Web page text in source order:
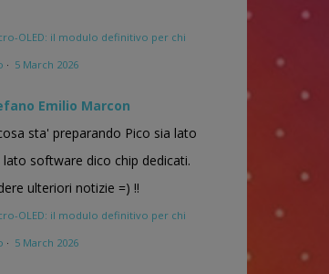
OLED: il modulo definitivo per chi
· 5 March 2026
Emilio Marcon
sta' preparando Pico sia lato
lato software dico chip dedicati.
ulteriori notizie =) !!
OLED: il modulo definitivo per chi
· 5 March 2026